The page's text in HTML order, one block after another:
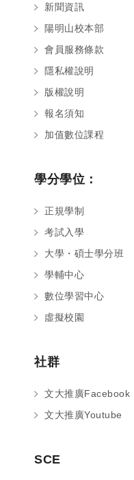
新聞資訊
陽明山校本部
會員服務條款
隱私權說明
版權說明
報名須知
加值數位課程
學分學位：
正規學制
考試入學
大學・碩士學分班
學輔中心
數位學習中心
虛擬校園
社群
文大推廣Facebook
文大推廣Youtube
SCE